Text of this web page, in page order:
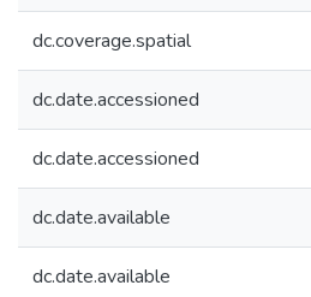
dc.coverage.spatial
dc.date.accessioned
dc.date.accessioned
dc.date.available
dc.date.available